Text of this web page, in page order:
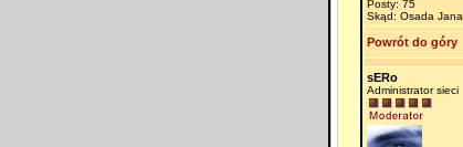
Posty: 75
Skąd: Osada Jana
Powrót do góry
sERo
Administrator sieci